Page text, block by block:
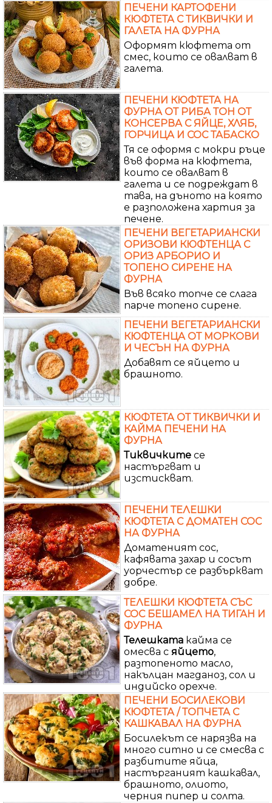
ПЕЧЕНИ КАРТОФЕНИ
КЮФТЕТА С ТИКВИЧКИ И
ГАЛЕТА НА ФУРНА
Оформят кюфтета от
смес, които се овалват в
галета.
ПЕЧЕНИ КЮФТЕТА НА
ФУРНА ОТ РИБА ТОН ОТ
КОНСЕРВА С ЯЙЦЕ, ХЛЯБ,
ГОРЧИЦА И СОС ТАБАСКО
Тя се оформя с мокри ръце
във форма на кюфтета,
които се овалват в
галета и се подреждат в
тава, на дъното на която
е разположена хартия за
печене.
ПЕЧЕНИ ВЕГЕТАРИАНСКИ
ОРИЗОВИ КЮФТЕНЦА С
ОРИЗ АРБОРИО И
ТОПЕНО СИРЕНЕ НА
ФУРНА
Във всяко топче се слага
парче топено сирене.
ПЕЧЕНИ ВЕГЕТАРИАНСКИ
КЮФТЕНЦА ОТ МОРКОВИ
И ЧЕСЪН НА ФУРНА
Добавят се яйцето и
брашното.
КЮФТЕТА ОТ ТИКВИЧКИ И
КАЙМА ПЕЧЕНИ НА
ФУРНА
Тиквичките се
настъргват и
изстискват.
ПЕЧЕНИ ТЕЛЕШКИ
КЮФТЕТА С ДОМАТЕН СОС
НА ФУРНА
Доматеният сос,
кафявата захар и сосът
уорчестър се разбъркват
добре.
ТЕЛЕШКИ КЮФТЕТА СЪС
СОС БЕШАМЕЛ НА ТИГАН И
ФУРНА
Телешката кайма се
омесва с яйцето,
разтопеното масло,
накълцан магданоз, сол и
индийско орехче.
ПЕЧЕНИ БОСИЛЕКОВИ
КЮФТЕТА / ТОПЧЕТА С
КАШКАВАЛ НА ФУРНА
Босилекът се нарязва на
много ситно и се смесва с
разбитите яйца,
настърганият кашкавал,
брашното, олиото,
черния пипер и солта.